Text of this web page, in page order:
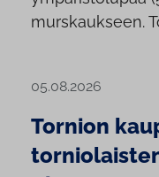
murskaukseen.
05.08.2026
Tornion